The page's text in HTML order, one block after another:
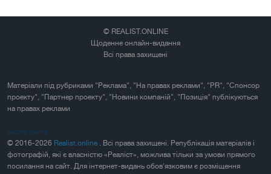
© REALIST.ONLINE
Щоденне онлайн-видання
Всі права захищені
Матеріали під рубриками "Реклама", "На правах реклами", "PR", "Спонсор
проекту", "Партнер проекту", "Новини компаній", "Позиція" публікуються
на правах реклами
Карта сайта
© 2016-2026 Realist.online . Всі права захищені. Републікація матеріалів і
фотографій, які є власністю «Реаліст», можлива тільки за умови прямого
посилання на сайт. Для інтернет-видань обов'язковим є розміщення